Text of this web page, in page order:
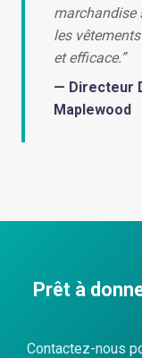
marchandise
les
et efficace.”
— Directeur
Maplewood
Prêt à
Contactez-nous